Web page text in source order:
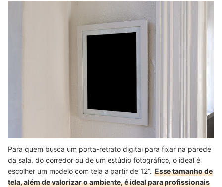
Para quem busca um porta-retrato digital para fixar na parede
da sala, do corredor ou de um estúdio fotográfico, o ideal é
escolher um modelo com tela a partir de 12”. Esse tamanho de
tela, além de valorizar o ambiente, é ideal para profissionais